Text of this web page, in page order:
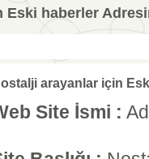
Eski haberler
arayanlar için
Site İsmi :